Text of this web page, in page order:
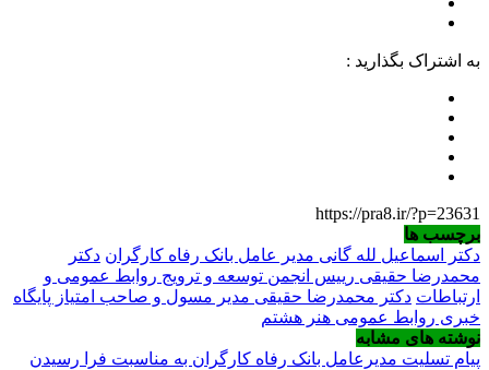
به اشتراک بگذارید :
https://pra8.ir/?p=23631
برچسب ها
دکتر اسماعیل لله گانی مدیر عامل بانک رفاه کارگران دکتر
محمدرضا حقیقی رییس انجمن توسعه و ترویج روابط عمومی و
ارتباطات دکتر محمدرضا حقیقی مدیر مسول و صاحب امتیاز پایگاه
خبری روابط عمومی هنر هشتم
نوشته های مشابه
پیام تسلیت مدیرعامل بانک رفاه کارگران به مناسبت فرا رسیدن